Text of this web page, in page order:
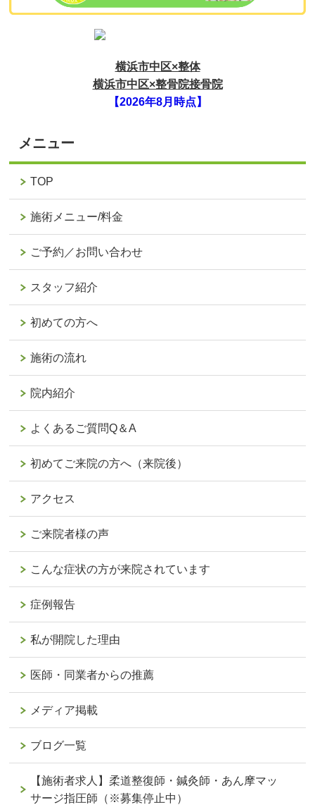
横浜市中区×整体
横浜市中区×整骨院接骨院
【2026年8月時点】
メニュー
TOP
施術メニュー/料金
ご予約／お問い合わせ
スタッフ紹介
初めての方へ
施術の流れ
院内紹介
よくあるご質問Q＆A
初めてご来院の方へ（来院後）
アクセス
ご来院者様の声
こんな症状の方が来院されています
症例報告
私が開院した理由
医師・同業者からの推薦
メディア掲載
ブログ一覧
【施術者求人】柔道整復師・鍼灸師・あん摩マッ
サージ指圧師（※募集停止中）